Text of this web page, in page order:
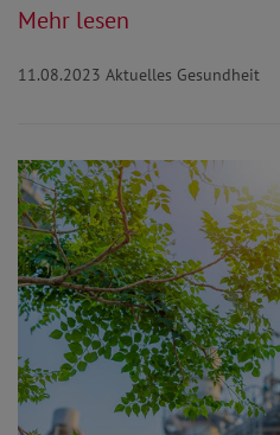
Mehr lesen
11.08.2023 Aktuelles Gesundheit